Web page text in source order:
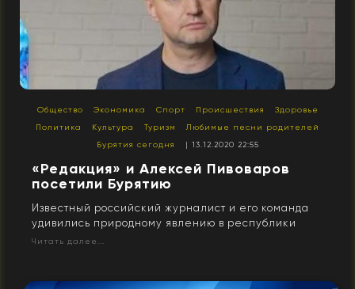
Общество Экономика Спорт Происшествия
Здоровье
Политика
Культура Туризм
Любимые песни родителей
Бурятия сегодня
| 13.12.2020 22:55
«Редакция» и Алексей Пивоваров
посетили Бурятию
Известный российский журналист и его команда
удивились природному явлению в республики
Читать далее...